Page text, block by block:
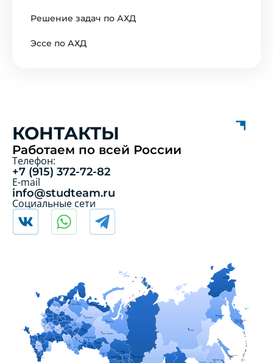
Решение задач по АХД
Эссе по АХД
КОНТАКТЫ
Работаем по всей России
Телефон:
+7 (915) 372-72-82
E-mail
info@studteam.ru
Социальные сети